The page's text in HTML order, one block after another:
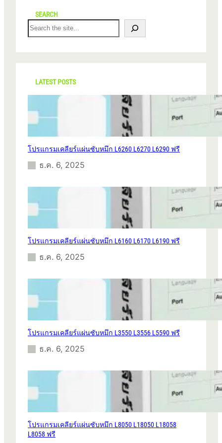
SEARCH
S
e
r
c
LATEST POSTS
โปรแกรมเคลียร์แผ่นซับหมึก L6260 L6270 L6290 ฟรี
ธ.ค. 6, 2025
โปรแกรมเคลียร์แผ่นซับหมึก L6160 L6170 L6190 ฟรี
ธ.ค. 6, 2025
โปรแกรมเคลียร์แผ่นซับหมึก L3550 L3556 L5590 ฟรี
ธ.ค. 6, 2025
โปรแกรมเคลียร์แผ่นซับหมึก L8050 L18050 L18058
L8058 ฟรี